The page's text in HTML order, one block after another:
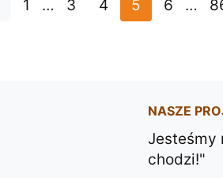
Strona:
1 … Strona:
3 Strona:
4 Aktualna
5 Strona:
6 …
NASZE
Jesteśmy
chodzi!"